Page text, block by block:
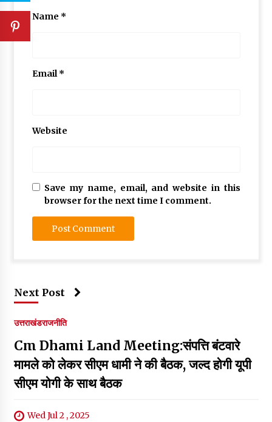
Name *
Email*
Website
Save my name, email, and website in this
browser for the next time I comment.
Next Post
उत्तराखंडराजनीति
Cm Dhami Land Meeting:संपत्ति बंटवारे
मामले को लेकर सीएम धामी ने की बैठक, जल्द होगी यूपी
सीएम योगी के साथ बैठक
Wed Jul 2 , 2025